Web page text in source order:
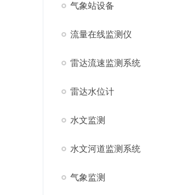
气象站设备
流量在线监测仪
雷达流速监测系统
雷达水位计
水文监测
水文河道监测系统
气象监测